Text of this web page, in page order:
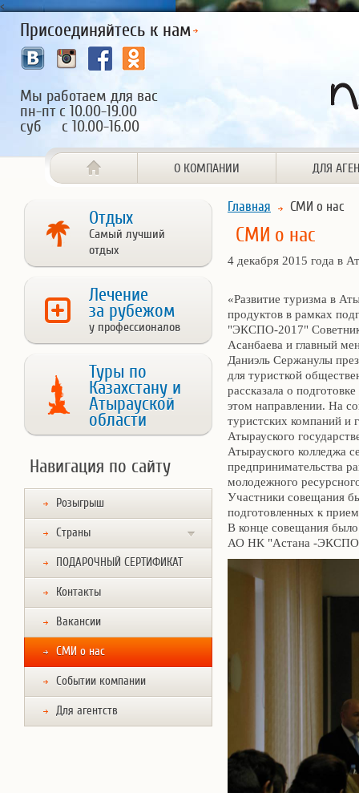
<
Присоединяйтесь к нам
Мы работаем для вас
пн-пт с 10.00-19.00
суб с 10.00-16.00
О КОМПАНИИ ДЛЯ
Отдых
Самый лучший
отдых
Лечение
за рубежом
у профессионалов
Туры по
Казахстану и
Атырауской
области
Навигация по сайту
Розыгрыш
Страны
ПОДАРОЧНЫЙ СЕРТИФИКАТ
Контакты
Вакансии
СМИ о нас
Событии компании
Для агентств
Главная СМИ о нас
СМИ о нас
4 декабря 2015 года в
«Развитие туризма в
продуктов в рамках
"ЭКСПО-2017" Советник
Асанбаева и главный
Даниэль Сержанулы
для туристкой
рассказала о
этом направлении. На
туристских компаний и
Атырауского
Атырауского колледжа
предпринимательства
молодежного
Участники совещания
подготовленных к
В конце совещания
АО НК "Астана -ЭКСПО-